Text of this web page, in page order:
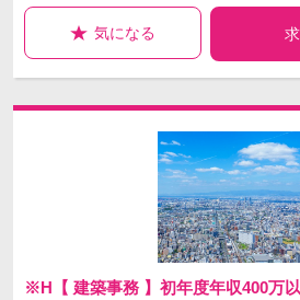
気になる
※H【 建築事務 】初年度年収400万